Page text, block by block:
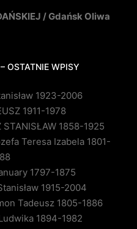
/ Gdańsk Oliwa
OSTATNIE WPISY
1923-2006
1911-1978
STANISŁAW 1858-1925
Teresa Izabela 1801-
1797-1875
1915-2004
Tadeusz 1805-1886
1894-1982